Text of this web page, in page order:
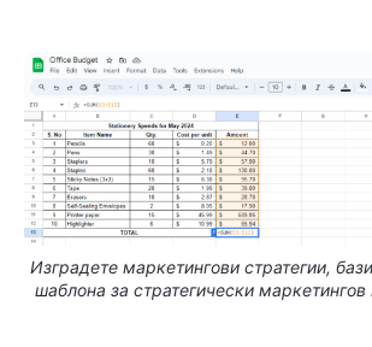
Изградете маркетингови стратегии,
шаблона за стратегически